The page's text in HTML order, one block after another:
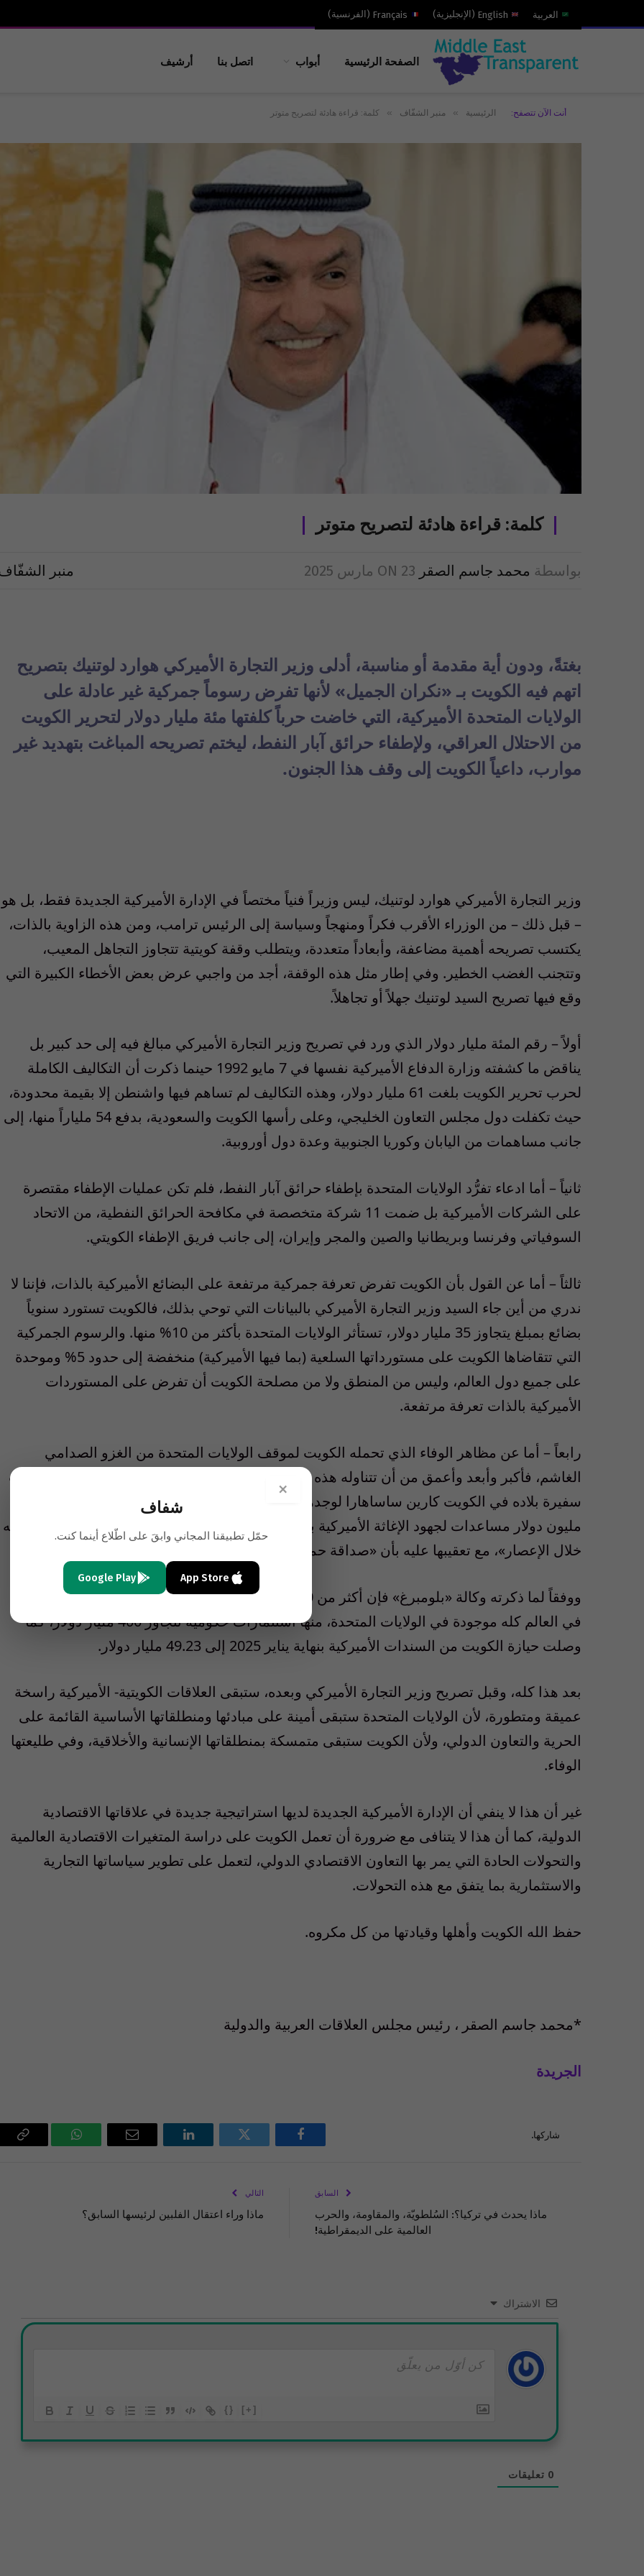
العربية English
( الإنجليزية)
Français
( الفرنسية)
الصفحة الرئيسية أبواب اتصل بنا أرشيف
أنت الآن تتصفح: الرئيسية » منبر الشفّاف » كلمة: قراءة هادئة لتصريح متوتر
كلمة: قراءة هادئة لتصريح متوتر
بواسطة محمد جاسم الصقر ON 23 مارس 2025 منبر
بغتةً، ودون أية مقدمة أو مناسبة، أدلى وزير التجارة الأميركي هوارد لوتنيك بتصريح
اتهم فيه الكويت بـ «نكران الجميل» لأنها تفرض رسوماً جمركية غير عادلة على
الولايات المتحدة الأميركية، التي خاضت حرباً كلفتها مئة مليار دولار لتحرير الكويت
من الاحتلال العراقي، ولإطفاء حرائق آبار النفط، ليختم تصريحه المباغت بتهديد غير
موارب، داعياً الكويت إلى وقف هذا الجنون.
وزير التجارة الأميركي هوارد لوتنيك، ليس وزيراً فنياً مختصاً في الإدارة الأميركية الجديدة فقط، بل هو
– قبل ذلك – من الوزراء الأقرب فكراً ومنهجاً وسياسة إلى الرئيس ترامب، ومن هذه الزاوية بالذات،
يكتسب تصريحه أهمية مضاعفة، وأبعاداً متعددة، ويتطلب وقفة كويتية تتجاوز التجاهل المعيب،
وتتجنب الغضب الخطير. وفي إطار مثل هذه الوقفة، أجد من واجبي عرض بعض الأخطاء الكبيرة التي
وقع فيها تصريح السيد لوتنيك جهلاً أو تجاهلاً.
أولاً – رقم المئة مليار دولار الذي ورد في تصريح وزير التجارة الأميركي مبالغ فيه إلى حد كبير بل
يناقض ما كشفته وزارة الدفاع الأميركية نفسها في 7 مايو 1992 حينما ذكرت أن التكاليف الكاملة
لحرب تحرير الكويت بلغت 61 مليار دولار، وهذه التكاليف لم تساهم فيها واشنطن إلا بقيمة محدودة،
حيث تكفلت دول مجلس التعاون الخليجي، وعلى رأسها الكويت والسعودية، بدفع 54 ملياراً منها، إلى
جانب مساهمات من اليابان وكوريا الجنوبية وعدة دول أوروبية.
ثانياً – أما ادعاء تفرُّد الولايات المتحدة بإطفاء حرائق آبار النفط، فلم تكن عمليات الإطفاء مقتصرة
على الشركات الأميركية بل ضمت 11 شركة متخصصة في مكافحة الحرائق النفطية، من الاتحاد
السوفياتي وفرنسا وبريطانيا والصين والمجر وإيران، إلى جانب فريق الإطفاء الكويتي.
ثالثاً – أما عن القول بأن الكويت تفرض تعرفة جمركية مرتفعة على البضائع الأميركية بالذات، فإننا لا
ندري من أين جاء السيد وزير التجارة الأميركي بالبيانات التي توحي بذلك، فالكويت تستورد سنوياً
بضائع بمبلغ يتجاوز 35 مليار دولار، تستأثر الولايات المتحدة بأكثر من 10% منها. والرسوم الجمركية
التي تتقاضاها الكويت على مستورداتها السلعية (بما فيها الأميركية) منخفضة إلى حدود 5% وموحدة
على جميع دول العالم، وليس من المنطق ولا من مصلحة الكويت أن تفرض على المستوردات
الأميركية بالذات تعرفة مرتفعة.
رابعاً – أما عن مظاهر الوفاء الذي تحمله الكويت لموقف الولايات المتحدة من الغزو الصدامي
الغاشم، فأكبر وأبعد وأعمق من أن تتناوله هذه المساحة، ولو أن الوزير الأميركي رجع إلى تصريحات
مليون دولار مساعدات لجهود الإغاثة الأميركية بعد إعصار كاترينا، واصفة إياه بأنه «أكبر تبرع من نوعه
خلال الإعصار»، مع تعقيبها عليه بأن «صداقة حميمة تجمع البلدين، ونحن نقف معاً عند الحاجة».
ووفقاً لما ذكرته وكالة «بلومبرغ» فإن أكثر من 50% من استثمارات الهيئة الكويتية العامة للاستثمار
في العالم كله موجودة في الولايات المتحدة، منها استثمارات حكومية تتجاوز 400 مليار دولار، كما
وصلت حيازة الكويت من السندات الأميركية بنهاية يناير 2025 إلى 49.23 مليار دولار.
بعد هذا كله، وقبل تصريح وزير التجارة الأميركي وبعده، ستبقى العلاقات الكويتية- الأميركية راسخة
عميقة ومتطورة، لأن الولايات المتحدة ستبقى أمينة على مبادئها ومنطلقاتها الأساسية القائمة على
الحرية والتعاون الدولي، ولأن الكويت ستبقى متمسكة بمنطلقاتها الإنسانية والأخلاقية، وفي طليعتها
الوفاء.
غير أن هذا لا ينفي أن الإدارة الأميركية الجديدة لديها استراتيجية جديدة في علاقاتها الاقتصادية
الدولية، كما أن هذا لا يتنافى مع ضرورة أن تعمل الكويت على دراسة المتغيرات الاقتصادية العالمية
والتحولات الحادة التي يمر بها التعاون الاقتصادي الدولي، لتعمل على تطوير سياساتها التجارية
والاستثمارية بما يتفق مع هذه التحولات.
حفظ الله الكويت وأهلها وقيادتها من كل مكروه.
*محمد جاسم الصقر ، رئيس مجلس العلاقات العربية والدولية
الجريدة
شاركها.
فيسبوك تويتر لينكدإن
البريد
واتساب
السابق
ماذا يحدث في تركيا؟: السُلطويّة، والمقاومة، والحرب
العالمية على الديمقراطية!
التالي
ماذا وراء اعتقال الفلبين لرئيسها السابق؟
الاشتراك
{} [+]
0 تعليقات
×
شفاف
حمّل تطبيقنا المجاني وابقَ على اطّلاع أينما كنت.
App Store
Google Play